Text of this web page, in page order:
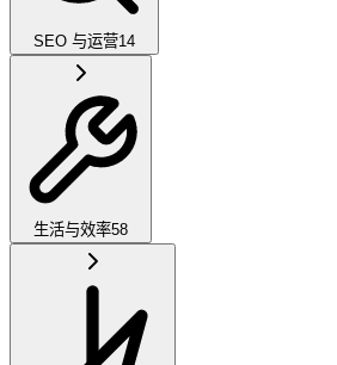
SEO 与运营14
生活与效率58